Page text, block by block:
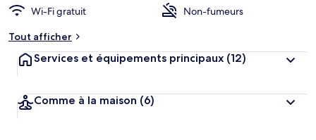
Wi-Fi gratuit
Non-fumeurs
Tout afficher
Services et équipements principaux (12)
Comme à la maison (6)